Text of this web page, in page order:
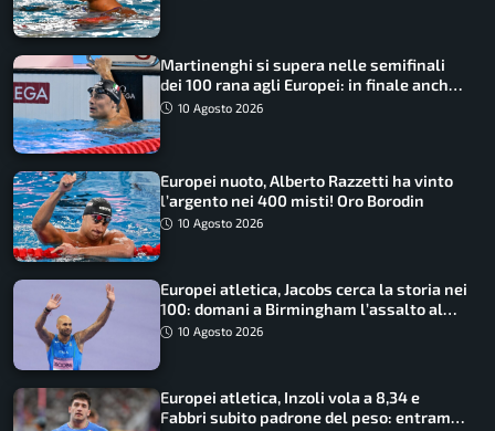
Martinenghi si supera nelle semifinali
dei 100 rana agli Europei: in finale anche
Cerasuolo
10 Agosto 2026
Europei nuoto, Alberto Razzetti ha vinto
l’argento nei 400 misti! Oro Borodin
10 Agosto 2026
Europei atletica, Jacobs cerca la storia nei
100: domani a Birmingham l’assalto al
terzo oro consecutivo
10 Agosto 2026
Europei atletica, Inzoli vola a 8,34 e
Fabbri subito padrone del peso: entrambi